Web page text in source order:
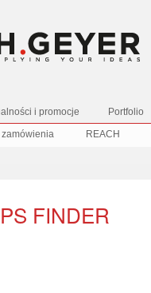
i promocje Portfolio
zamówienia REACH
FINDER